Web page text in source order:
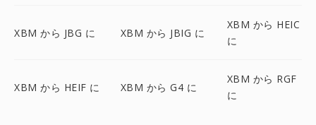
XBM から JBG に XBM から JBIG に
XBM から HEIC
に
XBM から HEIF に XBM から G4 に
XBM から RGF
に